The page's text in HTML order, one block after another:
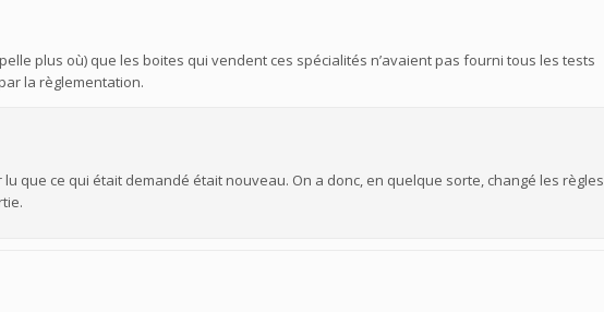
plus où) que les boites qui vendent ces spécialités n’avaient pas fourni tous les tests
la règlementation.
lu que ce qui était demandé était nouveau. On a donc, en quelque sorte, changé les règles